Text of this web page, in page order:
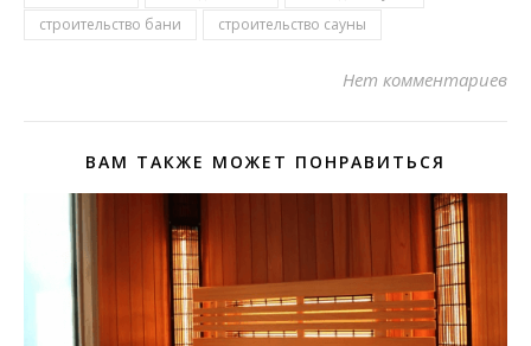
строительство бани
строительство сауны
Нет комментариев
ВАМ ТАКЖЕ МОЖЕТ ПОНРАВИТЬСЯ